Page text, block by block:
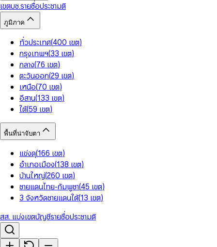
เขตบช.รายชื่อประชามติ
ภูมิภาค
ทั่วประเทศ(400 เขต)
กรุงเทพฯ(33 เขต)
กลาง(76 เขต)
ตะวันออก(29 เขต)
เหนือ(70 เขต)
อีสาน(133 เขต)
ใต้(59 เขต)
พื้นที่น่าจับตา
แข่งดุ(166 เขต)
อำเภอเมือง(138 เขต)
บ้านใหญ่(260 เขต)
ชายแดนไทย-กัมพูชา(45 เขต)
3 จังหวัดชายแดนใต้(13 เขต)
สส. แบ่งเขตบัญชีรายชื่อประชามติ